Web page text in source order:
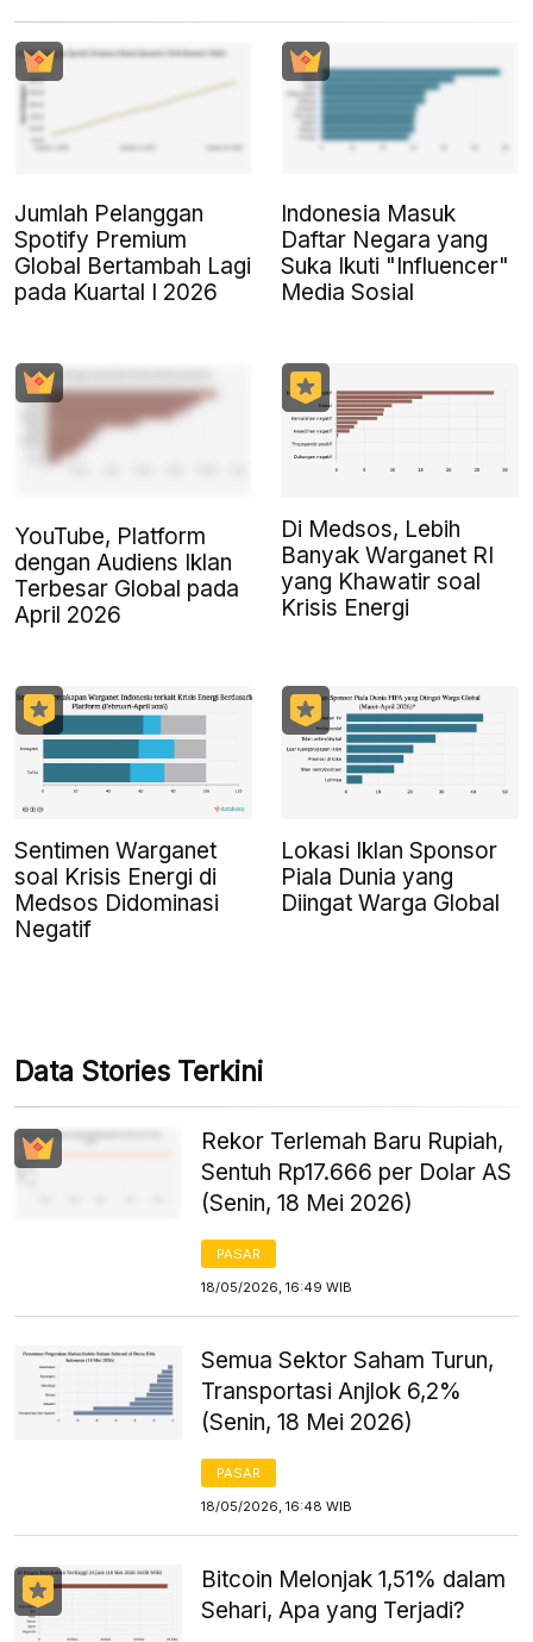
Jumlah Pelanggan
Spotify Premium
Global Bertambah Lagi
pada Kuartal I 2026
Indonesia Masuk
Daftar Negara yang
Suka Ikuti "Influencer"
Media Sosial
YouTube, Platform
dengan Audiens Iklan
Terbesar Global pada
April 2026
Di Medsos, Lebih
Banyak Warganet RI
yang Khawatir soal
Krisis Energi
Sentimen Warganet
soal Krisis Energi di
Medsos Didominasi
Negatif
Lokasi Iklan Sponsor
Piala Dunia yang
Diingat Warga Global
Data Stories Terkini
Rekor Terlemah Baru Rupiah,
Sentuh Rp17.666 per Dolar AS
(Senin, 18 Mei 2026)
PASAR
18/05/2026, 16:49 WIB
Semua Sektor Saham Turun,
Transportasi Anjlok 6,2%
(Senin, 18 Mei 2026)
PASAR
18/05/2026, 16:48 WIB
Bitcoin Melonjak 1,51% dalam
Sehari, Apa yang Terjadi?